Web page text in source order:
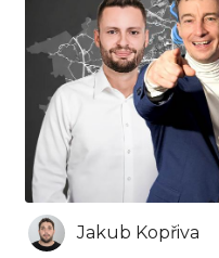
Jakub Kopřiva